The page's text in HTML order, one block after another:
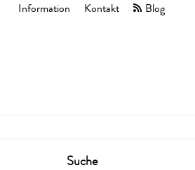
Information Kontakt Blog
Suche